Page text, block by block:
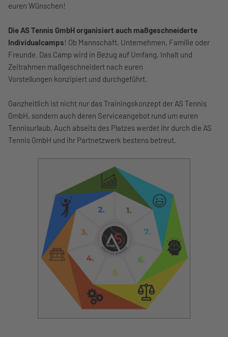
euren Wünschen!
Die AS Tennis GmbH organisiert auch maßgeschneiderte
Individualcamps! Ob Mannschaft, Unternehmen, Familie oder
Freunde. Das Camp wird in Bezug auf Umfang, Inhalt und
Zeitrahmen maßgeschneidert nach euren
Vorstellungen konzipiert und durchgeführt.
Ganzheitlich ist nicht nur das Trainingskonzept der AS Tennis
GmbH, sondern auch deren Serviceangebot rund um euren
Tennisurlaub. Auch abseits des Platzes werdet ihr durch die AS
Tennis GmbH und ihr Partnetzwerk bestens betreut.